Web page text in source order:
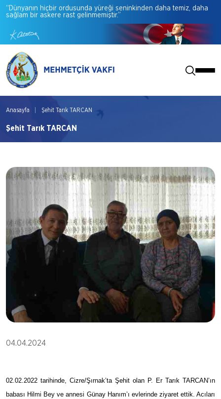
“Dünyanın hiçbir ordusunda yüreği seninkinden daha temiz, daha
sağlam bir askere rast gelinmemiştir.”
Anasayfa Şehit Tarık TARCAN
Şehit Tarık TARCAN
04.04.2024
02.02.2022 tarihinde, Cizre/Şırnak’ta Şehit olan P. Er Tarık TARCAN’ın
babası Hilmi Bey ve annesi Günay Hanım’ı evlerinde ziyaret ettik. Acıları